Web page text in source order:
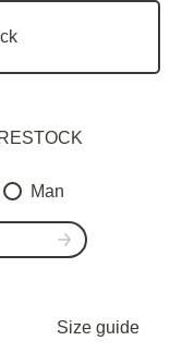
Man
Size guide